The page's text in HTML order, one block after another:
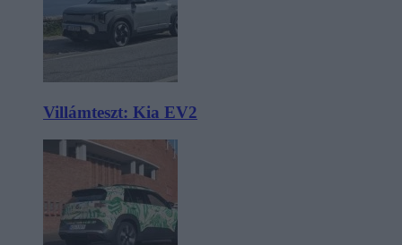
Villámteszt: Kia EV2